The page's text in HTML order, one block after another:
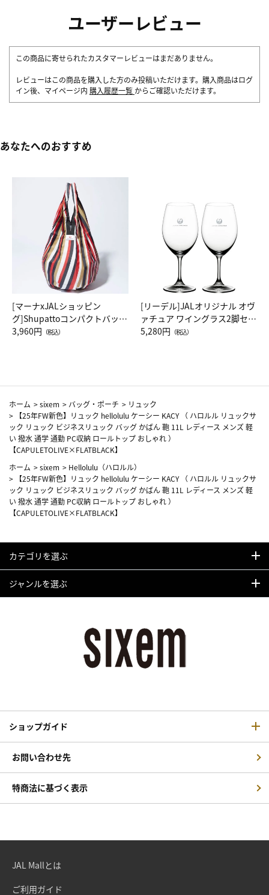
ユーザーレビュー
この商品に寄せられたカスタマーレビューはまだありません。
レビューはこの商品を購入した方のみ投稿いただけます。購入商品はログ
イン後、マイページ内 購入履歴一覧 からご確認いただけます。
あなたへのおすすめ
[マーナxJALショッピン
グ]Shupattoコンパクトバッグ
Drop JAL客室乗務員（LC）ス
3,960円 （税込）
[リーデル]JALオリジナル オヴ
ァチュア ワイングラス2脚セッ
ト（レッドワイン）
5,280円 （税込）
ホーム >sixem > バッグ・ポーチ > リュック
>
【25年FW新色】リュック hellolulu ケーシー KACY （ ハロルル リュックサ
ック リュック ビジネスリュック バッグ かばん 鞄 11L レディース メンズ 軽
い 撥水 通学 通勤 PC収納 ロールトップ おしゃれ ）
【CAPULETOLIVE×FLATBLACK】
ホーム >sixem > Hellolulu（ハロルル）
>
【25年FW新色】リュック hellolulu ケーシー KACY （ ハロルル リュックサ
ック リュック ビジネスリュック バッグ かばん 鞄 11L レディース メンズ 軽
い 撥水 通学 通勤 PC収納 ロールトップ おしゃれ ）
【CAPULETOLIVE×FLATBLACK】
カテゴリを選ぶ
ジャンルを選ぶ
ショップガイド
お問い合わせ先
特商法に基づく表示
JAL Mallとは
ご利用ガイド